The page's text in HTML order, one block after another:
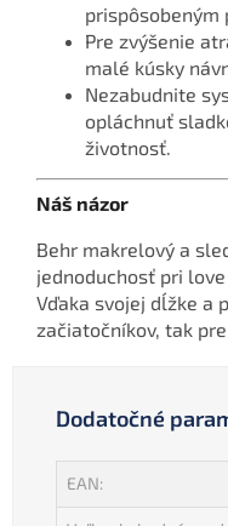
prispôsobeným
Pre zvýšenie
malé kúsky
Nezabudnite
opláchnuť
životnosť.
Náš názor
Behr makrelový a
jednoduchosť pri
Vďaka svojej dĺžke a
začiatočníkov, tak
Dodatočné
EAN: